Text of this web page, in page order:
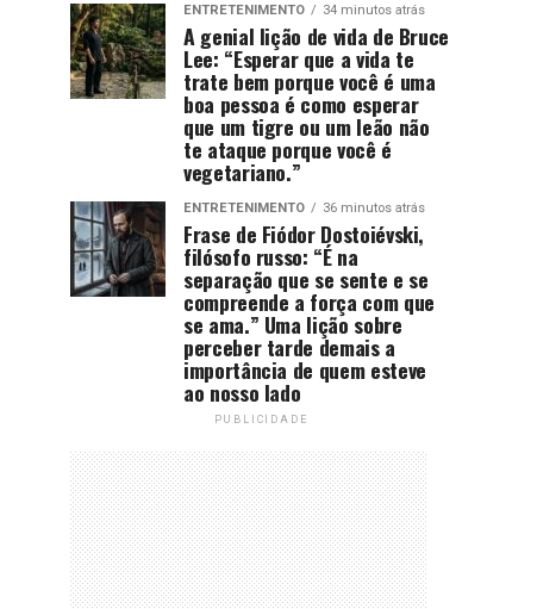
ENTRETENIMENTO 34 minutos atrás
A genial lição de vida de Bruce
Lee: “Esperar que a vida te
trate bem porque você é uma
boa pessoa é como esperar
que um tigre ou um leão não
te ataque porque você é
vegetariano.”
ENTRETENIMENTO 36 minutos atrás
Frase de Fiódor Dostoiévski,
filósofo russo: “É na
separação que se sente e se
compreende a força com que
se ama.” Uma lição sobre
perceber tarde demais a
importância de quem esteve
ao nosso lado
PUBLICIDADE